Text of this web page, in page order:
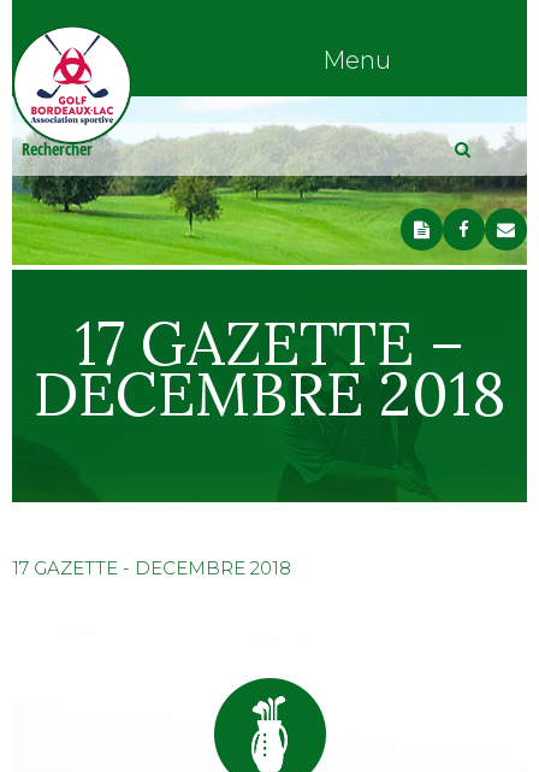
Menu
17 GAZETTE –
DECEMBRE 2018
17 GAZETTE - DECEMBRE 2018